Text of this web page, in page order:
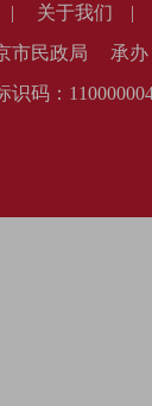
| 关于我们 |
市民政局
承
识码：